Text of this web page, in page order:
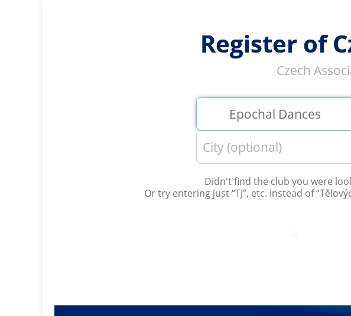
Register of
Czech
Didn't find the club you were
Or try entering just “TJ”, etc. instead of “